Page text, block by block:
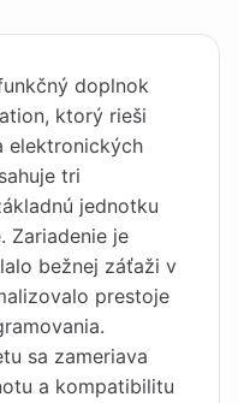
doplnok
ktorý rieši
elektronických
tri
jednotku
Zariadenie je
bežnej záťaži v
prestoje
sa zameriava
a kompatibilitu